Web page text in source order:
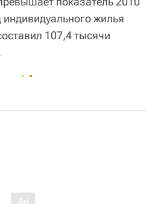
жилья
107,4 тысячи